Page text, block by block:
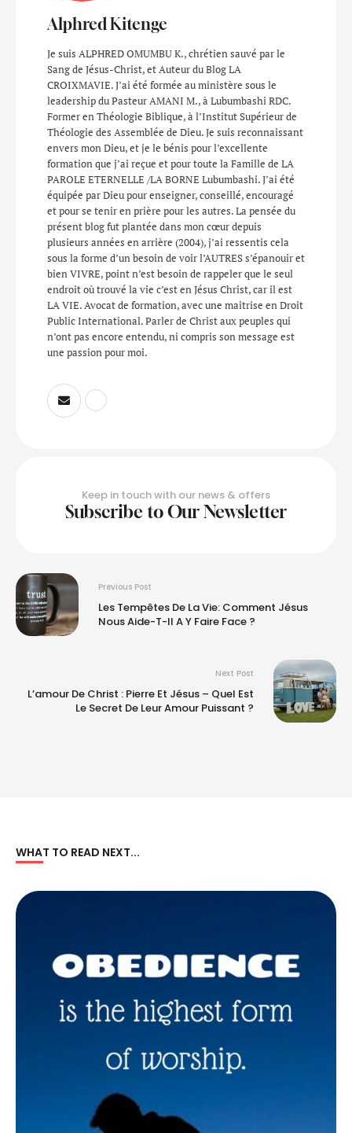
Alphred Kitenge
Je suis ALPHRED OMUMBU K., chrétien sauvé par le
Sang de Jésus-Christ, et Auteur du Blog LA
CROIXMAVIE. J’ai été formée au ministère sous le
leadership du Pasteur AMANI M., à Lubumbashi RDC.
Former en Théologie Biblique, à l’Institut Supérieur de
Théologie des Assemblée de Dieu. Je suis reconnaissant
envers mon Dieu, et je le bénis pour l’excellente
formation que j’ai reçue et pour toute la Famille de LA
PAROLE ETERNELLE /LA BORNE Lubumbashi. J’ai été
équipée par Dieu pour enseigner, conseillé, encouragé
et pour se tenir en prière pour les autres. La pensée du
présent blog fut plantée dans mon cœur depuis
plusieurs années en arrière (2004), j’ai ressentis cela
sous la forme d’un besoin de voir l’AUTRES s’épanouir et
bien VIVRE, point n’est besoin de rappeler que le seul
endroit où trouvé la vie c’est en Jésus Christ, car il est
LA VIE. Avocat de formation, avec une maitrise en Droit
Public International. Parler de Christ aux peuples qui
n’ont pas encore entendu, ni compris son message est
une passion pour moi.
Keep in touch with our news & offers
Subscribe to Our Newsletter
Previous Post
Les Tempêtes De La Vie: Comment Jésus
Nous Aide-T-Il A Y Faire Face ?
Next Post
L’amour De Christ : Pierre Et Jésus – Quel Est
Le Secret De Leur Amour Puissant ?
WHAT TO READ NEXT...